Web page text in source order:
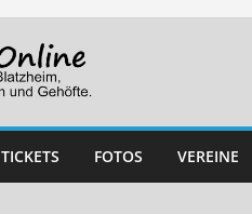
TICKETS FOTOS VEREINE